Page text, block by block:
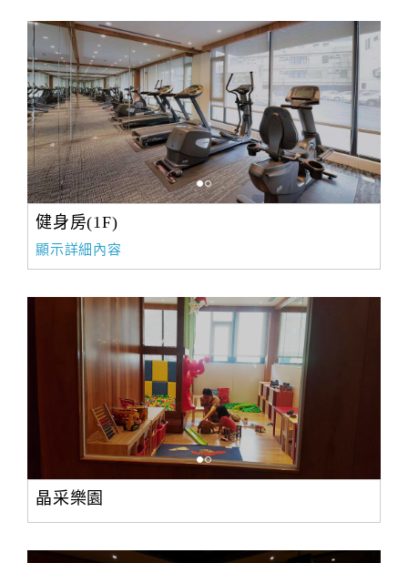
健身房(1F)
顯示詳細內容
晶采樂園